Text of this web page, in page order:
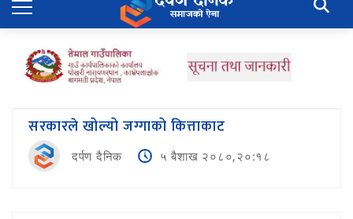
सरकारले खोल्यो जग्गाको कित्ताकाट
दर्पण दैनिक ५ बैशाख २०८०,२०:१८